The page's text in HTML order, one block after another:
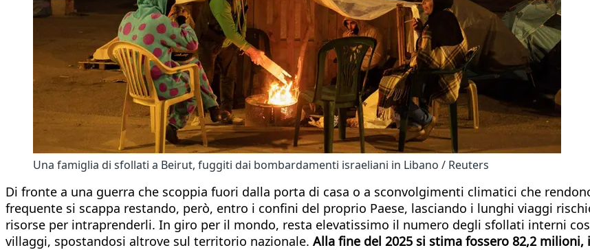
Una famiglia di sfollati a Beirut, fuggiti dai bombardamenti israeliani in Libano / Reuters
Di fronte a una guerra che scoppia fuori dalla porta di casa o a sconvolgimenti climatici che
frequente si scappa restando, però, entro i confini del proprio Paese, lasciando i lunghi viaggi
risorse per intraprenderli. In giro per il mondo, resta elevatissimo il numero degli sfollati interni
villaggi, spostandosi altrove sul territorio nazionale. Alla fine del 2025 si stima fossero 82,2